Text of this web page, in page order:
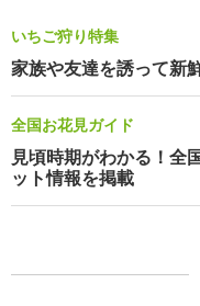
いちご狩り特集
家族や友達を誘って新
全国お花見ガイド
見頃時期がわかる！全
ット情報を掲載